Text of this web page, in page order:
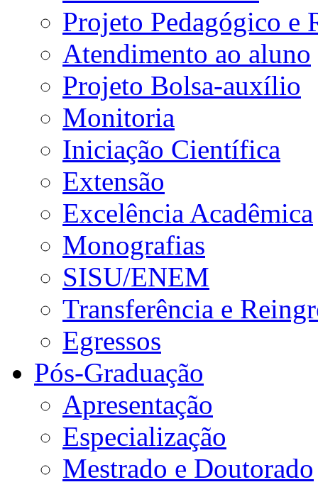
Projeto Pedagógico e
Atendimento ao aluno
Projeto Bolsa-auxílio
Monitoria
Iniciação Científica
Extensão
Excelência Acadêmica
Monografias
SISU/ENEM
Transferência e
Egressos
Pós-Graduação
Apresentação
Especialização
Mestrado e Doutorado